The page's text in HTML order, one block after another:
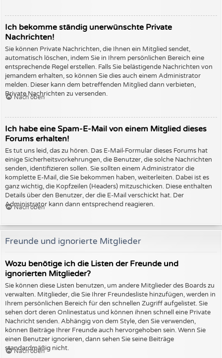
Ich bekomme ständig unerwünschte Private
Nachrichten!
Sie können Private Nachrichten, die Ihnen ein Mitglied sendet,
automatisch löschen, indem Sie in Ihrem persönlichen Bereich eine
entsprechende Regel erstellen. Falls Sie belästigende Nachrichten von
jemandem erhalten, so können Sie dies auch einem Administrator
melden. Dieser kann dem betreffenden Mitglied dann verbieten,
Private Nachrichten zu versenden.
Nach oben
Ich habe eine Spam-E-Mail von einem Mitglied dieses
Forums erhalten!
Es tut uns leid, das zu hören. Das E-Mail-Formular dieses Forums hat
einige Sicherheitsvorkehrungen, die Benutzer, die solche Nachrichten
senden, identifizieren sollen. Sie sollten einem Administrator die
komplette E-Mail, die Sie bekommen haben, weiterleiten. Dabei ist es
ganz wichtig, die Kopfzeilen (Headers) mitzuschicken. Diese enthalten
Details über den Benutzer, der die E-Mail verschickt hat. Der
Administrator kann dann entsprechend reagieren.
Nach oben
Freunde und ignorierte Mitglieder
Wozu benötige ich die Listen der Freunde und
ignorierten Mitglieder?
Sie können diese Listen benutzen, um andere Mitglieder des Boards zu
verwalten. Mitglieder, die Sie Ihrer Freundesliste hinzufügen, werden in
Ihrem persönlichen Bereich für den schnellen Zugriff aufgelistet. Sie
sehen dort deren Onlinestatus und können ihnen schnell eine Private
Nachricht senden. Abhängig von dem Style, den Sie verwenden,
können Beiträge Ihrer Freunde auch hervorgehoben sein. Wenn Sie
einen Benutzer ignorieren, dann sehen Sie seine Beiträge
standardmäßig nicht.
Nach oben